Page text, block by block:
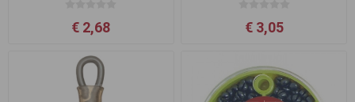
€ 2,68 € 3,05